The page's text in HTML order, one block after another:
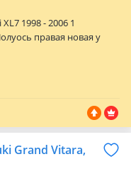
стандарту Евро 4 и
уровень вредных
неприятный запах
сохранить
пламегасители, гофры,
На все модели.
1998 - 2006 1
правая новая у
Grand Vitara,